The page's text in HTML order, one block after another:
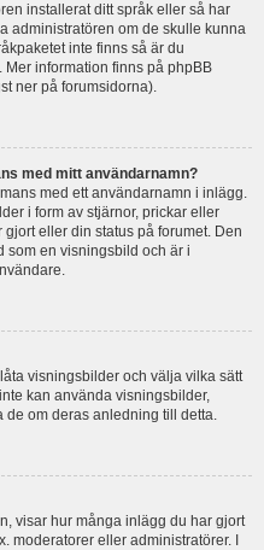
installerat ditt språk eller så har
administratören om de skulle kunna
inte finns så är du
information finns på phpBB
ner på forumsidorna).
med mitt användarnamn?
med ett användarnamn i inlägg.
i form av stjärnor, prickar eller
eller din status på forumet. Den
som en visningsbild och är i
visningsbilder och välja vilka sätt
kan använda visningsbilder,
de om deras anledning till detta.
visar hur många inlägg du har gjort
moderatorer eller administratörer. I